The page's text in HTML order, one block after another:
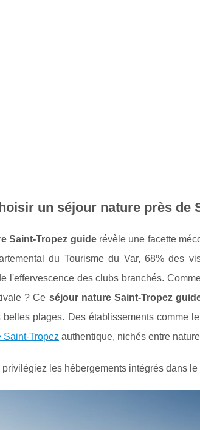
un séjour nature près de
Saint-Tropez guiderévèle une facette
du Tourisme du Var, 68% des
l'effervescence des clubs branchés.
? Ce séjour nature Saint-Tropez
belles plages. Des établissements comme
Saint-Tropez authentique, nichés entre
privilégiez les hébergements intégrés dans